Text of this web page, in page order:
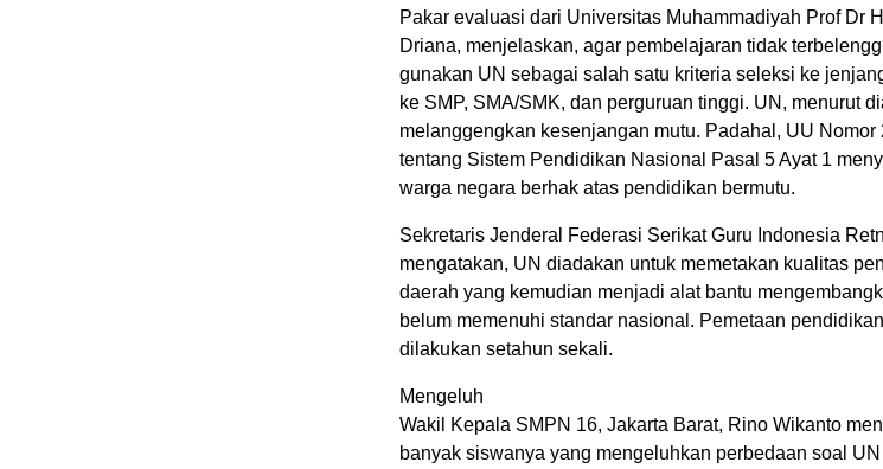
Pakar evaluasi dari Universitas Muhammadiyah Prof Dr
Driana, menjelaskan, agar pembelajaran tidak
gunakan UN sebagai salah satu kriteria seleksi ke
ke SMP, SMA/SMK, dan perguruan tinggi. UN, menurut
melanggengkan kesenjangan mutu. Padahal, UU Nomor
tentang Sistem Pendidikan Nasional Pasal 5 Ayat 1
warga negara berhak atas pendidikan bermutu.
Sekretaris Jenderal Federasi Serikat Guru Indonesia
mengatakan, UN diadakan untuk memetakan kualitas
daerah yang kemudian menjadi alat bantu
belum memenuhi standar nasional. Pemetaan
dilakukan setahun sekali.
Mengeluh
Wakil Kepala SMPN 16, Jakarta Barat, Rino Wikanto
banyak siswanya yang mengeluhkan perbedaan soal